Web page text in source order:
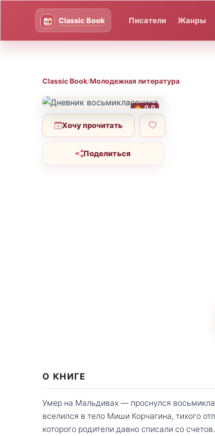
Писатели Жанры
Classic Book/Молодежная литература
0.0
Хочу прочитать
Поделиться
О КНИГЕ
Умер на Мальдивах — проснулся
вселился в тело Миши Корчагина, тихого
которого родители давно списали со